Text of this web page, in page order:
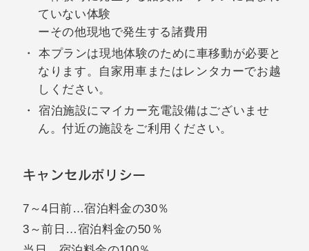
ていない体験
ーその他現地で発生する諸費用
本プランは現地体験のために車移動が必要と
なります。自家用車またはレンタカーでお越
しください。
宿泊施設にマイカー充電設備はございませ
ん。付近の施設をご利用ください。
キャンセルポリシー
7～4日前…宿泊料金の30％
3～前日…宿泊料金の50％